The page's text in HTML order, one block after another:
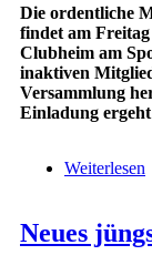
Die ordentliche
findet am
Clubheim am
inaktiven
Versammlung
Einladung
Weiterlesen
Neues